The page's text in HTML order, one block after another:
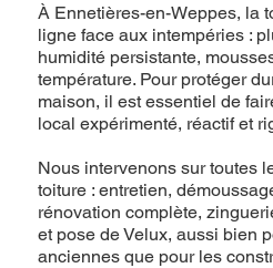
À Ennetières-en-Weppes, la
ligne face aux intempéries :
humidité persistante,
température. Pour protéger
maison, il est essentiel de
local expérimenté, réactif et
Nous intervenons sur toutes
toiture : entretien,
rénovation complète,
et pose de Velux, aussi bien
anciennes que pour les